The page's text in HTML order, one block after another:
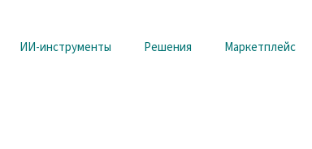
ИИ-инструменты Решения Маркетплейс